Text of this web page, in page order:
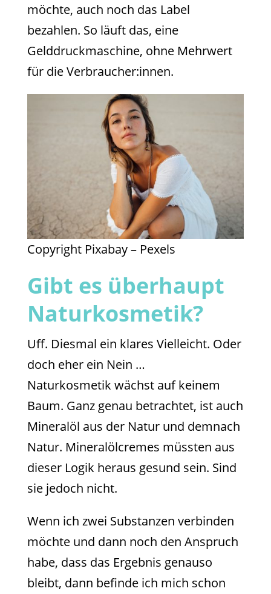
möchte, auch noch das Label
bezahlen. So läuft das, eine
Gelddruckmaschine, ohne Mehrwert
für die Verbraucher:innen.
Copyright Pixabay – Pexels
Gibt es überhaupt
Naturkosmetik?
Uff. Diesmal ein klares Vielleicht. Oder
doch eher ein Nein …
Naturkosmetik wächst auf keinem
Baum. Ganz genau betrachtet, ist auch
Mineralöl aus der Natur und demnach
Natur. Mineralölcremes müssten aus
dieser Logik heraus gesund sein. Sind
sie jedoch nicht.
Wenn ich zwei Substanzen verbinden
möchte und dann noch den Anspruch
habe, dass das Ergebnis genauso
bleibt, dann befinde ich mich schon